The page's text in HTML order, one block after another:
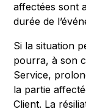
affectées sont
durée de
Si la situation
pourra, à son
Service,
la partie
Client. La